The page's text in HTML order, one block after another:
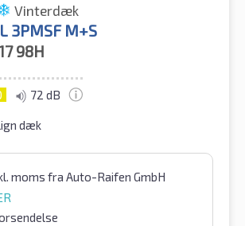
Vinterdæk
3PMSF M+S
98H
72 dB
dæk
moms fra Auto-Raifen GmbH